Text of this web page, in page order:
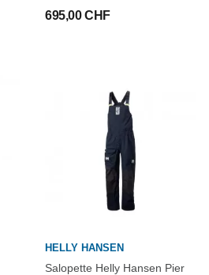
695,00 CHF
HELLY HANSEN
Salopette Helly Hansen Pier